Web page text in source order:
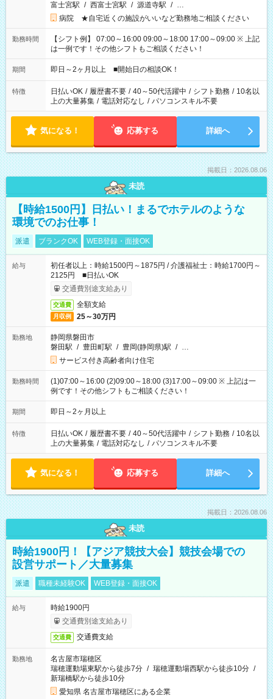
富士宮駅 / 西富士宮駅 / 源道寺駅 / …
病院 ★自宅近くの施設がいいなど勤務地ご相談ください
勤務時間
【シフト例】 07:00～16:00 09:00～18:00 17:00～09:00 ※ 上記
は一例です！その他シフトもご相談ください！
期間 即日～2ヶ月以上 ■開始日の相談OK！
特徴 日払いOK / 履歴書不要 / 40～50代活躍中 / シフト勤務 / 10名以
上の大量募集 / 電話対応なし / パソコンスキル不要
気になる！ 応募する 詳細へ
掲載日：2026.08.06
未読
【時給1500円】日払い！まるでホテルのような
環境でのお仕事！
派遣 ブランクOK WEB登録・面接OK
給与
初任者以上：時給1500円～1875円 / 介護福祉士：時給1700円～
2125円 ■日払いOK
交通費別途支給あり
交通費 全額支給
月収例 25～30万円
勤務地
静岡県磐田市
磐田駅 / 豊田町駅 / 豊岡(静岡県)駅 / …
サービス付き高齢者向け住宅
勤務時間
(1)07:00～16:00 (2)09:00～18:00 (3)17:00～09:00 ※ 上記は一
例です！その他シフトもご相談ください！
期間 即日～2ヶ月以上
特徴 日払いOK / 履歴書不要 / 40～50代活躍中 / シフト勤務 / 10名以
上の大量募集 / 電話対応なし / パソコンスキル不要
気になる！ 応募する 詳細へ
掲載日：2026.08.06
未読
時給1900円！【アジア競技大会】競技会場での
設営サポート／大量募集
派遣 職種未経験OK WEB登録・面接OK
給与
時給1900円
交通費別途支給あり
交通費 交通費支給
勤務地
名古屋市瑞穂区
瑞穂運動場東駅から徒歩7分 / 瑞穂運動場西駅から徒歩10分 /
新瑞橋駅から徒歩10分
愛知県 名古屋市瑞穂区にある企業